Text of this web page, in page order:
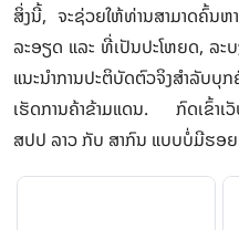
ສິ່ງນີ້, ຈະຊ່ວຍໃຫ້ທ່ານສາມາດຄົ້ນຫ
ລະອຽດ ແລະ ທີ່ເປັນປະໂຫຍດ, ລ
ແນະນໍາການປະຕິບັດຕົວຈິງສໍາລັ
ເຮັດການຄ້າຂ້າມແດນ. ກົດເຂົ້າເວັ
ສປປ ລາວ ກັບ ສາກົນ ແບບບໍ່ມີຮອ